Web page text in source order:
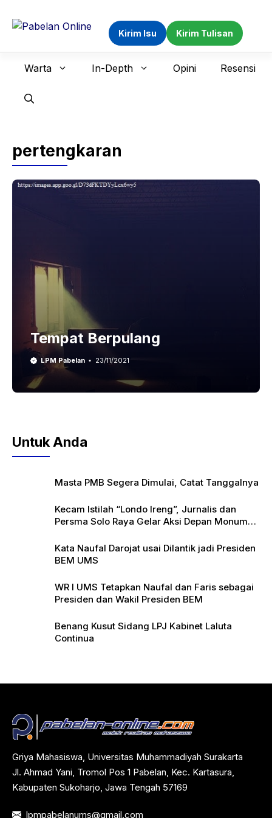
Kirim Isu Kirim Tulisan
Warta In-Depth Opini Resensi
pertengkaran
Tempat Berpulang
LPM Pabelan 23/11/2021
Untuk Anda
Masta PMB Segera Dimulai, Catat Tanggalnya
Kecam Istilah “Londo Ireng”, Jurnalis dan
Persma Solo Raya Gelar Aksi Depan Monumen
Kata Naufal Darojat usai Dilantik jadi Presiden
BEM UMS
WR I UMS Tetapkan Naufal dan Faris sebagai
Presiden dan Wakil Presiden BEM
Benang Kusut Sidang LPJ Kabinet Laluta
Continua
Griya Mahasiswa, Universitas Muhammadiyah Surakarta
Jl. Ahmad Yani, Tromol Pos 1 Pabelan, Kec. Kartasura,
Kabupaten Sukoharjo, Jawa Tengah 57169
lpmpabelanums@gmail.com